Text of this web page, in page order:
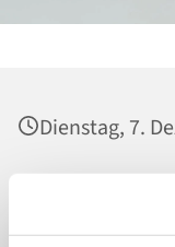
Dienstag, 7.
St. Josef -